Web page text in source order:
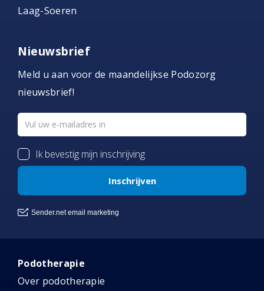
Laag-Soeren
Nieuwsbrief
Meld u aan voor de maandelijkse Podozorg
nieuwsbrief!
Podotherapie
Over podotherapie